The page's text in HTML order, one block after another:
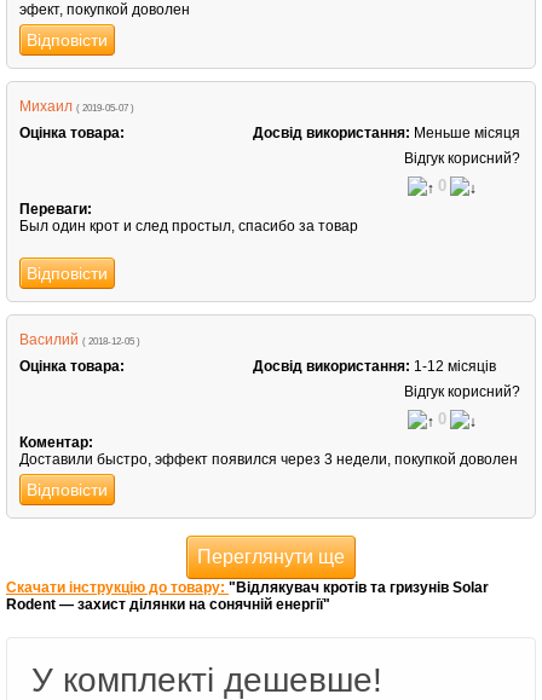
эфект, покупкой доволен
Відповісти
Михаил ( 2019-05-07 )
Оцінка товара: Досвід використання: Меньше місяця
Відгук корисний?
0
Переваги:
Был один крот и след простыл, спасибо за товар
Відповісти
Василий ( 2018-12-05 )
Оцінка товара: Досвід використання: 1-12 місяців
Відгук корисний?
0
Коментар:
Доставили быстро, эффект появился через 3 недели, покупкой доволен
Відповісти
Переглянути ще
Скачати інструкцію до товару: "Відлякувач кротів та гризунів Solar
Rodent — захист ділянки на сонячній енергії"
У комплекті дешевше!